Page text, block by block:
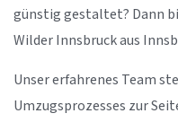
günstig gestaltet? Dann
Wilder Innsbruck aus
Unser erfahrenes Team
Umzugsprozesses zur